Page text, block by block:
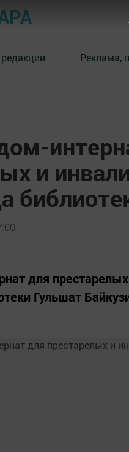
Реклама,
и
для
Гульшат